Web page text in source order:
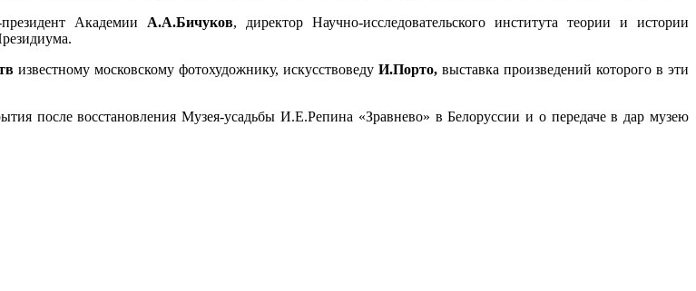
Академии А.А.Бичуков, директор Научно-исследовательского института теории и истории
известному московскому фотохудожнику, искусствоведу И.Порто, выставка произведений которого в эти
после восстановления Музея-усадьбы И.Е.Репина «Зравнево» в Белоруссии и о передаче в дар музею